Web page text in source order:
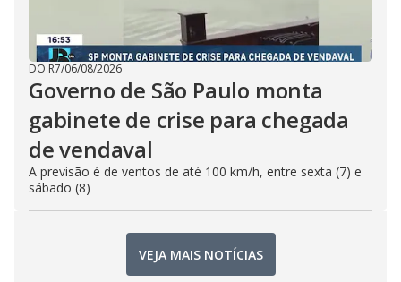
DO R7/06/08/2026
Governo de São Paulo monta
gabinete de crise para chegada
de vendaval
A previsão é de ventos de até 100 km/h, entre sexta (7) e
sábado (8)
VEJA MAIS NOTÍCIAS